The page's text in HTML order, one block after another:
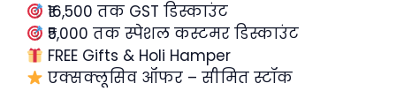
₹16,500 तक GST डिस्काउंट
₹5,000 तक स्पेशल कस्टमर डिस्काउंट
FREE Gifts & Holi Hamper
एक्सक्लूसिव ऑफर – सीमित स्टॉक